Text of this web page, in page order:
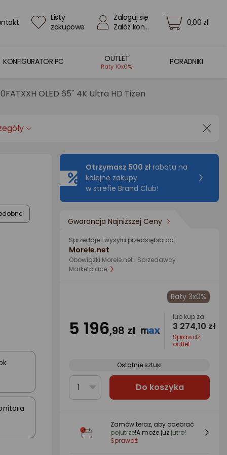
Listy
zakupowe
Zaloguj się
Załóż konto
0,00 zł
KONFIGURATOR PC OUTLET
Raty 10x0%
PORADNIKI
OLED 65'' 4K Ultra HD Tizen
Otrzymasz 500 zł rabatu na
kolejne zakupy
w strefie Brand Club!
Gwarancja Najniższej Ceny
Sprzedaje i wysyła przedsiębiorca:
Morele.net
Obowiązki Morele.net I Sprzedawcy
Marketplace.
Raty 3x0%
5 196,98 zł
lub kup za
3 274,10 zł
Sprawdź
outlet
Ostatnie sztuki
1 Do koszyka
Zamów teraz, aby odebrać
pojutrze!A może już jutro!
Sprawdź